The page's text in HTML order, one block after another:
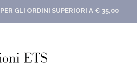
GLI ORDINI SUPERIORI A € 35,00